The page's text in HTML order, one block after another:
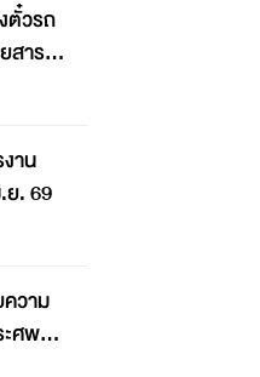
ตั๋วรถ
สาร
าน
. 69
วาม
ศพ